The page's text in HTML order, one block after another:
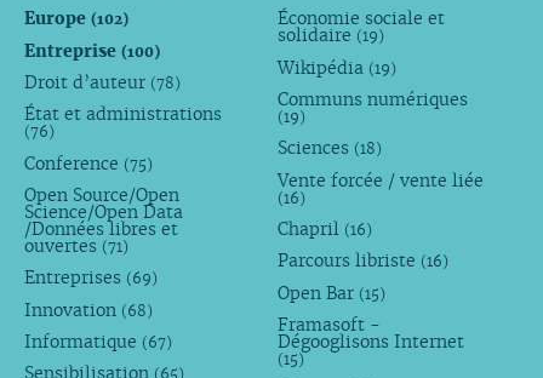
Europe (102)
Entreprise (100)
Droit d’auteur (78)
État et administrations
(76)
Conference (75)
Open Source/Open
Science/Open Data
/Données libres et
ouvertes (71)
Entreprises (69)
Innovation (68)
Informatique (67)
Sensibilisation (65)
Économie sociale et
solidaire (19)
Wikipédia (19)
Communs numériques
(19)
Sciences (18)
Vente forcée / vente liée
(16)
Chapril (16)
Parcours libriste (16)
Open Bar (15)
Framasoft -
Dégooglisons Internet
(15)